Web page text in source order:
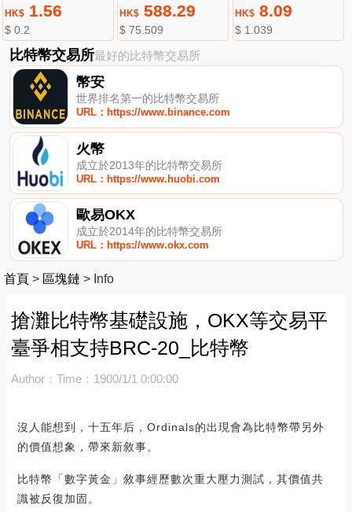
HK$1.56
$ 0.2
HK$ 588.29
$ 75.509
HK$8.09
$ 1.039
比特幣交易所最好的比特幣交易所
幣安
世界排名第一的比特幣交易所
URL：https://www.binance.com
火幣
成立於2013年的比特幣交易所
URL：https://www.huobi.com
歐易OKX
成立於2014年的比特幣交易所
URL：https://www.okx.com
首頁 > 區塊鏈 > Info
搶灘比特幣基礎設施，OKX等交易平
臺爭相支持BRC-20_比特幣
Author： Time：1900/1/1 0:00:00
沒人能想到，十五年后，Ordinals的出現會為比特幣帶另外
的價值想象，帶來新敘事。
比特幣「數字黃金」敘事經歷數次重大壓力測試，其價值共
識被反復加固。